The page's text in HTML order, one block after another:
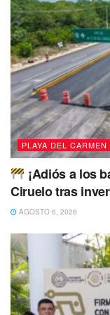
Otra medida para
sueldos, para que
realidad “Es una
PLAYA DEL CARMEN
¡Adiós a los
Ciruelo tras
AGOSTO 6, 2026